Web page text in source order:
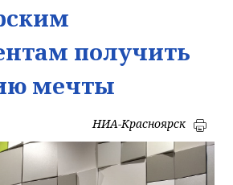
получить
мечты
НИА-Красноярск